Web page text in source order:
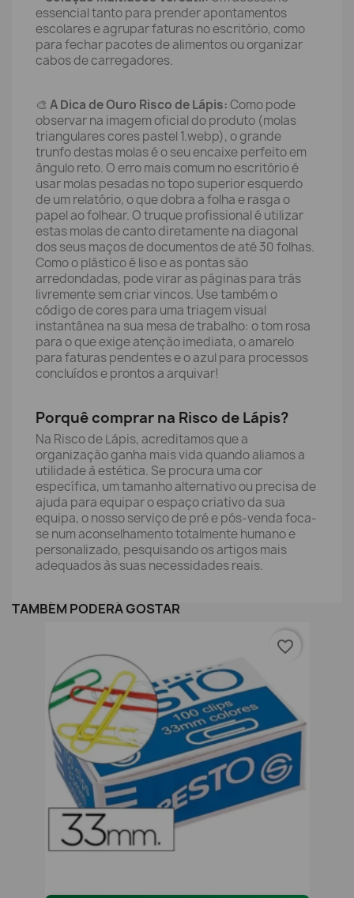
essencial tanto para prender apontamentos
escolares e agrupar faturas no escritório, como
para fechar pacotes de alimentos ou organizar
cabos de carregadores.
🎨 A Dica de Ouro Risco de Lápis:Como pode
observar na imagem oficial do produto (molas
triangulares cores pastel 1.webp), o grande
trunfo destas molas é o seu encaixe perfeito em
ângulo reto. O erro mais comum no escritório é
usar molas pesadas no topo superior esquerdo
de um relatório, o que dobra a folha e rasga o
papel ao folhear. O truque profissional é utilizar
estas molas de canto diretamente na diagonal
dos seus maços de documentos de até 30 folhas.
Como o plástico é liso e as pontas são
arredondadas, pode virar as páginas para trás
livremente sem criar vincos. Use também o
código de cores para uma triagem visual
instantânea na sua mesa de trabalho: o tom rosa
para o que exige atenção imediata, o amarelo
para faturas pendentes e o azul para processos
concluídos e prontos a arquivar!
Porquê comprar na Risco de Lápis?
Na Risco de Lápis, acreditamos que a
organização ganha mais vida quando aliamos a
utilidade à estética. Se procura uma cor
específica, um tamanho alternativo ou precisa de
ajuda para equipar o espaço criativo da sua
equipa, o nosso serviço de pré e pós-venda foca-
se num aconselhamento totalmente humano e
personalizado, pesquisando os artigos mais
adequados às suas necessidades reais.
TAMBÉM PODERÁ GOSTAR
favorite_border